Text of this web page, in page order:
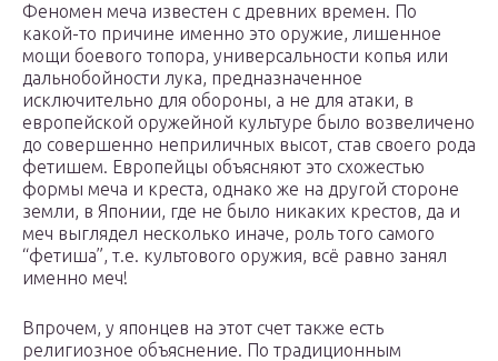
Феномен меча известен с древних времен. По
какой-то причине именно это оружие, лишенное
мощи боевого топора, универсальности копья или
дальнобойности лука, предназначенное
исключительно для обороны, а не для атаки, в
европейской оружейной культуре было возвеличено
до совершенно неприличных высот, став своего рода
фетишем. Европейцы объясняют это схожестью
формы меча и креста, однако же на другой стороне
земли, в Японии, где не было никаких крестов, да и
меч выглядел несколько иначе, роль того самого
“фетиша”, т.е. культового оружия, всё равно занял
именно меч!
Впрочем, у японцев на этот счет также есть
религиозное объяснение. По традиционным